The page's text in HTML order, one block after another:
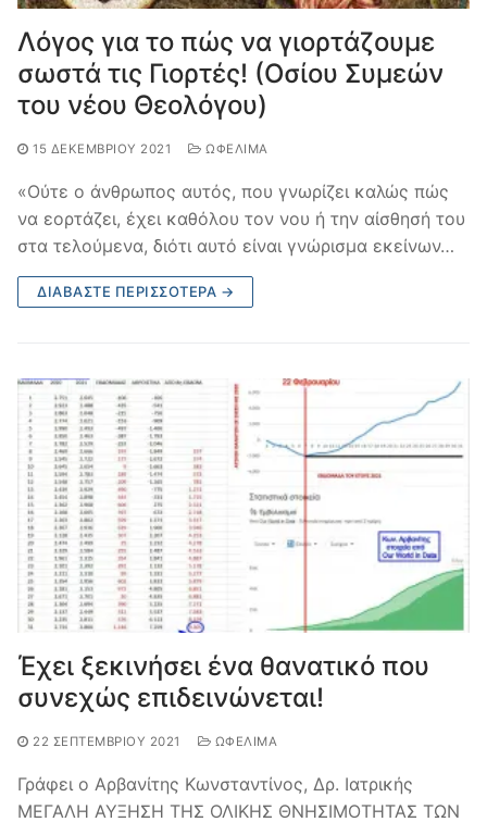
Λόγος για το πώς να γιορτάζουμε
σωστά τις Γιορτές! (Oσίου Συμεών
του νέου Θεολόγου)
15 ΔΕΚΕΜΒΡΊΟΥ 2021 ΩΦΈΛΙΜΑ
«Ούτε ο άνθρωπος αυτός, που γνωρίζει καλώς πώς
να εορτάζει, έχει καθόλου τον νου ή την αίσθησή του
στα τελούμενα, διότι αυτό είναι γνώρισμα εκείνων…
ΔΙΑΒΆΣΤΕ ΠΕΡΙΣΣΌΤΕΡΑ →
Έχει ξεκινήσει ένα θανατικό που
συνεχώς επιδεινώνεται!
22 ΣΕΠΤΕΜΒΡΊΟΥ 2021 ΩΦΈΛΙΜΑ
Γράφει ο Αρβανίτης Κωνσταντίνος, Δρ. Ιατρικής
ΜΕΓΑΛΗ ΑΥΞΗΣΗ ΤΗΣ ΟΛΙΚΗΣ ΘΝΗΣΙΜΟΤΗΤΑΣ ΤΩΝ